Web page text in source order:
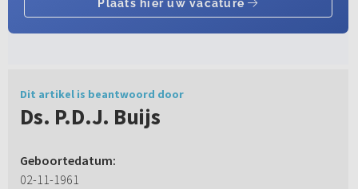
Dit artikel is beantwoord door
Ds. P.D.J. Buijs
Geboortedatum:
02-11-1961